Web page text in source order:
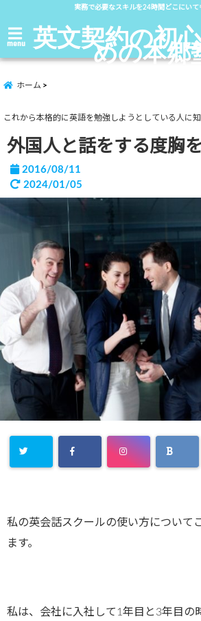
実務で必要なスキルを24時間どこにいて
menu 英文契約の初
めの本郷
ホーム
これから本格的に英語を勉強しようとしている人に
外国人と話をする度胸
2016/08/11
2024/01/05
私の英会話スクールの使い方について
ます。
私は、会社に入社して1年目と3年目の